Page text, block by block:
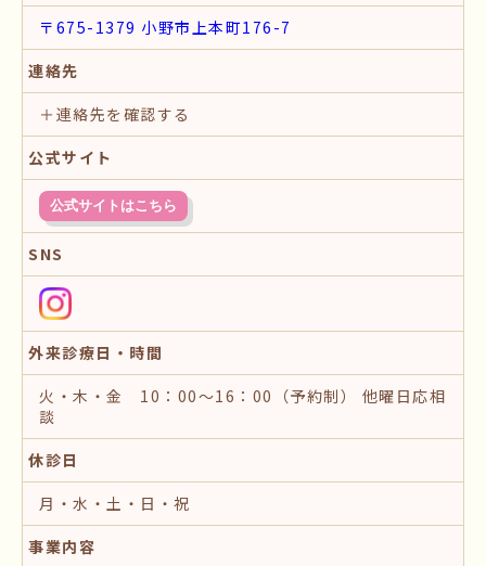
〒675-1379 小野市上本町176-7
連絡先
＋連絡先を確認する
公式サイト
公式サイトはこちら
SNS
外来診療日・時間
火・木・金 10：00～16：00（予約制） 他曜日応相
談
休診日
月・水・土・日・祝
事業内容